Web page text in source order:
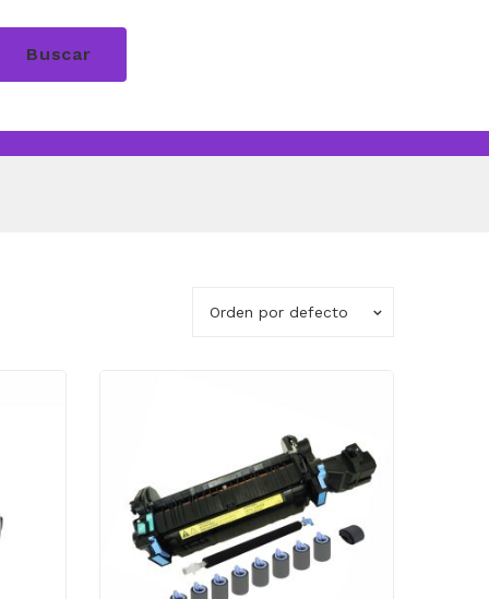
Buscar
Orden por defecto